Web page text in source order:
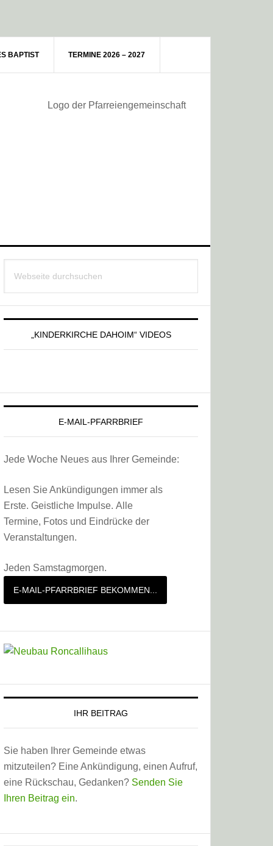
BAPTIST TERMINE 2026 – 2027
Haupt-
Sidebar
durchsuchen
„KINDERKIRCHE DAHOIM“ VIDEOS
E-MAIL-PFARRBRIEF
Jede Woche Neues aus Ihrer Gemeinde:
Lesen Sie Ankündigungen immer als
Erste. Geistliche Impulse. Alle
Termine, Fotos und Eindrücke der
Veranstaltungen.
Jeden Samstagmorgen.
E-MAIL-PFARRBRIEF BEKOMMEN...
IHR BEITRAG
Sie haben Ihrer Gemeinde etwas
mitzuteilen? Eine Ankündigung, einen Aufruf,
eine Rückschau, Gedanken? Senden Sie
Ihren Beitrag ein.